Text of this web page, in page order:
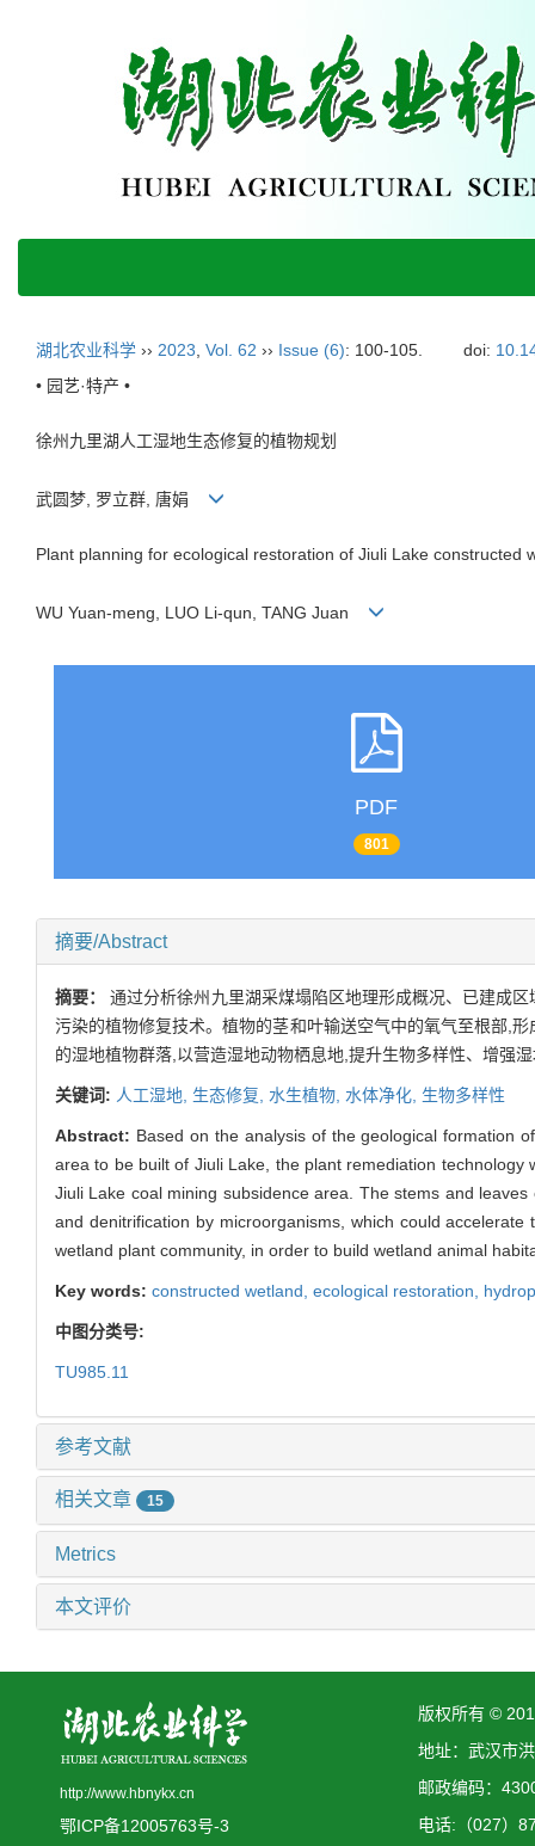
湖北农业科学 ›› 2023 Vol. 62 ›› Issue (6): 100-105. doi:
• 园艺·特产 •
徐州九里湖人工湿地生态修复的植物规划
武圆梦, 罗立群, 唐娟
Plant planning for ecological restoration of Jiuli Lake constructed
WU Yuan-meng, LUO Li-qun, TANG Juan
PDF
801
摘要/Abstract
摘要：通过分析徐州九里湖采煤塌陷区地理形成概况、已建成
污染的植物修复技术。植物的茎和叶输送空气中的氧气至根部,
的湿地植物群落,以营造湿地动物栖息地,提升生物多样性、增强
关键词: 人工湿地, 生态修复, 水生植物, 水体净化, 生物多样性
Abstract: Based on the analysis of the geological formation
area to be built of Jiuli Lake, the plant remediation
Jiuli Lake coal mining subsidence area. The stems and
and denitrification by microorganisms, which could
wetland plant community, in order to build wetland animal
Key words: constructed wetland, ecological restoration,
中图分类号:
TU985.11
参考文献
相关文章 15
Metrics
本文评价
http://www.hbnykx.cn
鄂ICP备12005763号-3
版权所有 ©
地址：武汉市
邮政编码：
电话:（027）